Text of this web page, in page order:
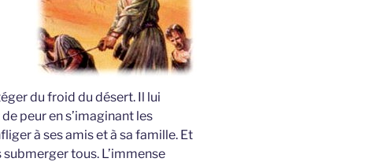
du froid du désert. Il lui
peur en s’imaginant les
à ses amis et à sa famille. Et
tous. L’immense